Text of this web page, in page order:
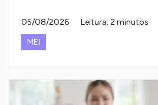
05/08/2026
Leitura: 2 minutos
MEI